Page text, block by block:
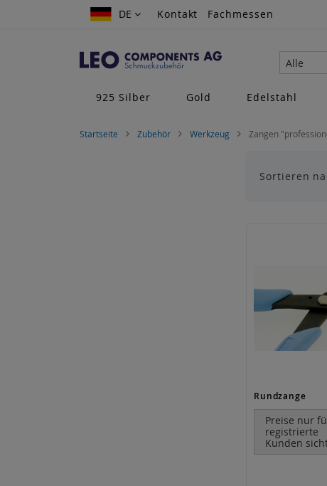
Zum
DE
DE Kontakt Fachmessen
Alle
925 Silber
Gold Edelstahl
Startseite Zubehör Werkzeug Zangen
Sortieren
Rundzange
Preise nur
registrierte
Kunden